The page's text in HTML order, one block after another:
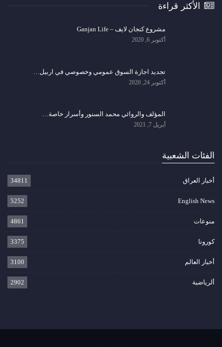
الأكثر قراءة
مشروع كنجان لايف – Ganjan Life
أكتوبر 6, 2020
تجديد اجازة السوق عمومي وخصوصي في اربيل…
أكتوبر 24, 2020
المؤلف والروائي محمد السنور وأسرار خاصة…
أبريل 7, 2021
الفئات الشعبية
أخبار العراق 34811
English News
5252
منوعات 4861
كورونا 3375
أخبار العالم 3100
ألرياضية 2902